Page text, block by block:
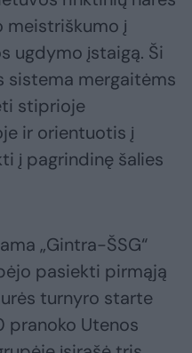
meistriškumo į
ugdymo įstaigą. Ši
mergaitėms
stiprioje
ir orientuotis į
į pagrindinę šalies
„Gintra-ŠSG“
pasiekti pirmąją
turnyro starte
pranoko Utenos